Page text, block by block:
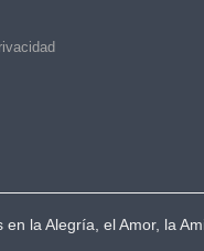
en la Alegría, el Amor, la